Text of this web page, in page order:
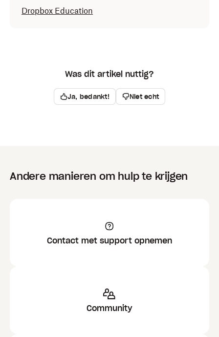
Dropbox Education
Was dit artikel nuttig?
Ja, bedankt! Niet echt
Andere manieren om hulp te krijgen
Contact met support opnemen
Community